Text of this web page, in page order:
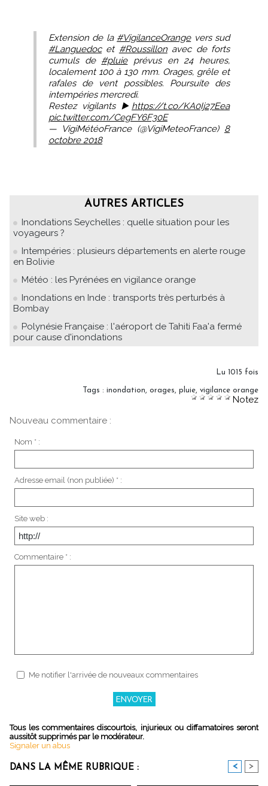
Extension de la #VigilanceOrangevers sud
#Languedocet #Roussillonavec de forts
cumuls de #pluieprévus en 24 heures,
localement 100 à 130 mm. Orages, grêle et
rafales de vent possibles. Poursuite des
intempéries mercredi.
Restez vigilants ▶️ https://t.co/KA0Ij27Eea
pic.twitter.com/CegFY6F30E
— VigiMétéoFrance (@VigiMeteoFrance) 8
octobre 2018
AUTRES ARTICLES
Inondations Seychelles : quelle situation pour les
voyageurs ?
Intempéries : plusieurs départements en alerte rouge
en Bolivie
Météo : les Pyrénées en vigilance orange
Inondations en Inde : transports très perturbés à
Bombay
Polynésie Française : l'aéroport de Tahiti Faa'a fermé
pour cause d'inondations
Lu 1015 fois
Tags : inondation, orages, pluie, vigilance orange
Notez
Nouveau commentaire :
Nom * :
Adresse email (non publiée) * :
Site web :
Commentaire * :
Me notifier l'arrivée de nouveaux commentaires
Tous les commentaires discourtois, injurieux ou diffamatoires seront
aussitôt supprimés par le modérateur.
Signaler un abus
DANS LA MÊME RUBRIQUE : < >